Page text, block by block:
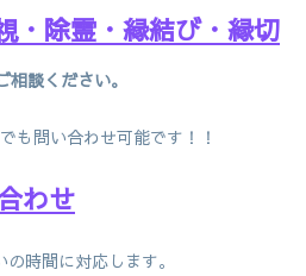
・除霊・縁結び・縁切
談ください。
も問い合わせ可能です！！
わせ
時間に対応します。